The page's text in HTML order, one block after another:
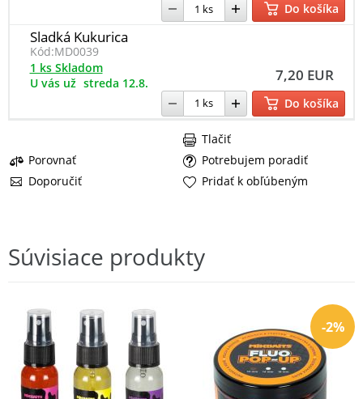
Do košíka
Sladká Kukurica
Kód:MD0039
7,20 EUR
1 ks Skladom
U vás už streda 12.8.
Do košíka
Porovnať
Potrebujem poradiť
Doporučiť
Tlačiť
Pridať k obľúbeným
Súvisiace produkty
-2%